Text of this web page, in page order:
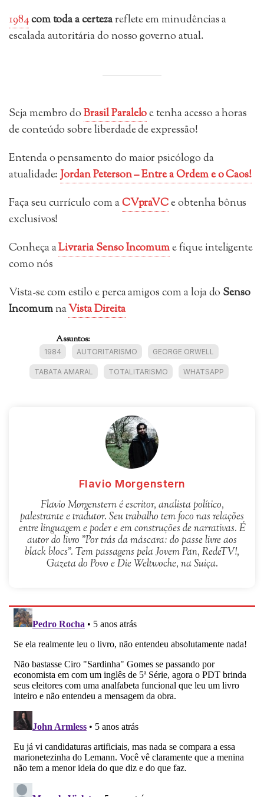
1984com toda a certezareflete em minudências a
escalada autoritária do nosso governo atual.
Seja membro doBrasil Paraleloe tenha acesso a horas
de conteúdo sobre liberdade de expressão!
Entenda o pensamento do maior psicólogo da
atualidade:Jordan Peterson – Entre a Ordem e o Caos!
Faça seu currículo com aCVpraVCe obtenha bônus
exclusivos!
Conheça aLivraria Senso Incomume fique inteligente
como nós
Vista-se com estilo e perca amigos com a loja do Senso
IncomumnaVista Direita
Assuntos:
1984 AUTORITARISMO GEORGE ORWELL
TABATA AMARAL TOTALITARISMO WHATSAPP
Flavio Morgenstern
Flavio Morgenstern é escritor, analista político,
palestrante e tradutor. Seu trabalho tem foco nas relações
entre linguagem e poder e em construções de narrativas. É
autor do livro "Por trás da máscara: do passe livre aos
black blocs". Tem passagens pela Jovem Pan, RedeTV!,
Gazeta do Povo e Die Weltwoche, na Suiça.